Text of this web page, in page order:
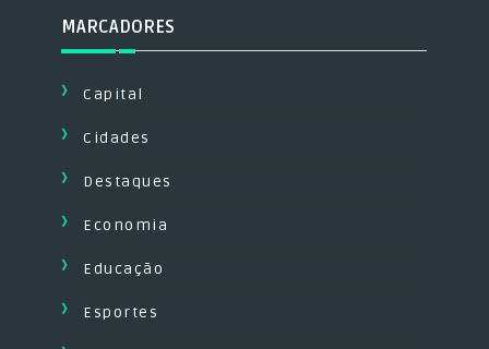
MARCADORES
Capital
Cidades
Destaques
Economia
Educação
Esportes